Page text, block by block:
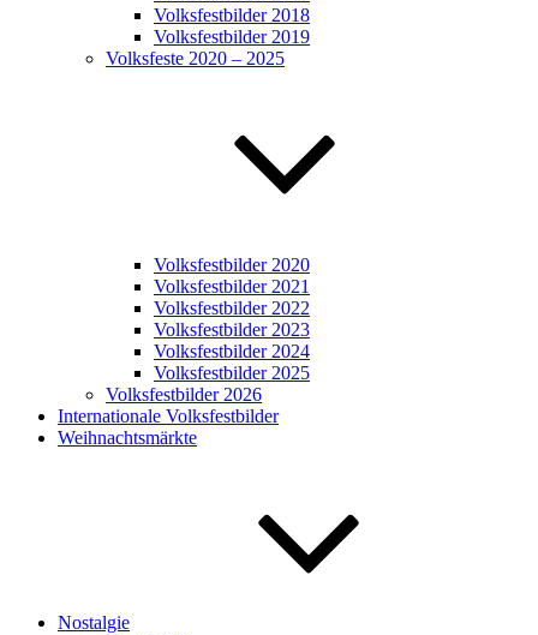
Volksfestbilder 2018
Volksfestbilder 2019
Volksfeste 2020 – 2025
Volksfestbilder 2020
Volksfestbilder 2021
Volksfestbilder 2022
Volksfestbilder 2023
Volksfestbilder 2024
Volksfestbilder 2025
Volksfestbilder 2026
Internationale Volksfestbilder
Weihnachtsmärkte
Nostalgie